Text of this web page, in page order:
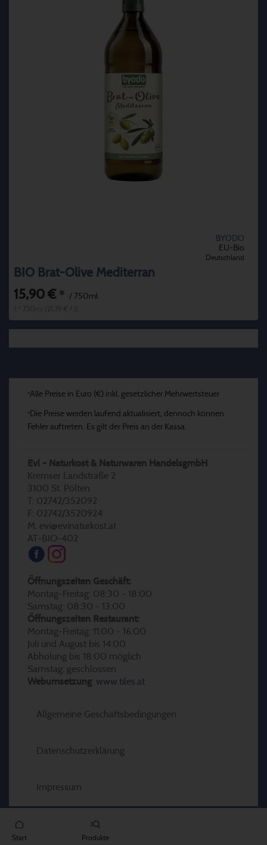
BYODO
EU-Bio
Deutschland
BIO Brat-Olive Mediterran
15,90 € * / 750ml
*Alle Preise in Euro (€) inkl. gesetzlicher Mehrwertsteuer
* Die Preise werden laufend aktualisiert, dennoch können
Fehler auftreten. Es gilt der Preis an der Kassa.
Evi - Naturkost & Naturwaren HandelsgmbH
Kremser Landstraße 2
3100 St. Pölten
T: 02742/352092
F: 02742/3520924
M: evi@evinaturkost.at
AT-BIO-402
Öffnungszeiten Geschäft:
Montag-Freitag: 08:30 - 18:00
Samstag: 08:30 - 13:00
Öffnungszeiten Restaurant:
Montag-Freitag: 11:00 - 16:00
Juli und August bis 14:00
Abholung bis 18:00 möglich
Samstag: geschlossen
Webumsetzung: www.tiles.at
Allgemeine Geschäftsbedingungen
Datenschutzerklärung
Impressum
Start Produkte